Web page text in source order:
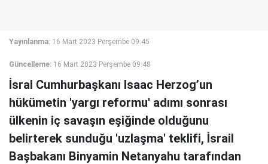
Yayınlanma: 16 Mart 2023 Perşembe 09:45
Güncelleme: 16 Mart 2023 Perşembe 09:48
İsral Cumhurbaşkanı Isaac Herzog’un
hükümetin 'yargı reformu' adımı sonrası
ülkenin iç savaşın eşiğinde olduğunu
belirterek sunduğu 'uzlaşma' teklifi, İsrail
Başbakanı Binyamin Netanyahu tarafından